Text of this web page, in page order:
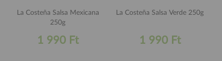
La Costeña Salsa Mexicana
250g
1 990 Ft
La Costeña Salsa Verde 250g
1 990 Ft